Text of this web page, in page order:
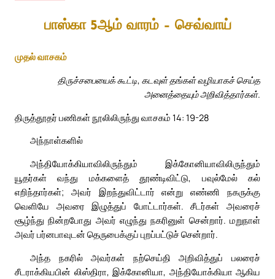
பாஸ்கா 5ஆம் வாரம் – செவ்வாய்
முதல் வாசகம்
திருச்சபையைக் கூட்டி, கடவுள் தங்கள் வழியாகச் செய்த
அனைத்தையும் அறிவித்தார்கள்.
திருத்தூதர் பணிகள் நூலிலிருந்து வாசகம் 14: 19-28
அந்நாள்களில்
அந்தியோக்கியாவிலிருந்தும் இக்கோனியாவிலிருந்தும்
யூதர்கள் வந்து மக்களைத் தூண்டிவிட்டு, பவுல்மேல் கல்
எறிந்தார்கள்; அவர் இறந்துவிட்டார் என்று எண்ணி நகருக்கு
வெளியே அவரை இழுத்துப் போட்டார்கள். சீடர்கள் அவரைச்
சூழ்ந்து நின்றபோது அவர் எழுந்து நகரினுள் சென்றார். மறுநாள்
அவர் பர்னபாவுடன் தெருபைக்குப் புறப்பட்டுச் சென்றார்.
அந்த நகரில் அவர்கள் நற்செய்தி அறிவித்துப் பலரைச்
சீடராக்கியபின் லிஸ்திரா, இக்கோனியா, அந்தியோக்கியா ஆகிய